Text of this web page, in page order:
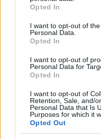
Please note that this
services and may gather
not limited to your visit or
grant or deny consent to
consent section.
Opted In
I want to opt-out of
Personal Data.
Opted In
I want to opt-out of
Personal Data for
Opted In
I want to opt-out of
Retention, Sale, and/
Personal Data that Is
Purposes for which it
Opted Out
InvestirMag
Investieren24
News Hub UK
Lgbtq News